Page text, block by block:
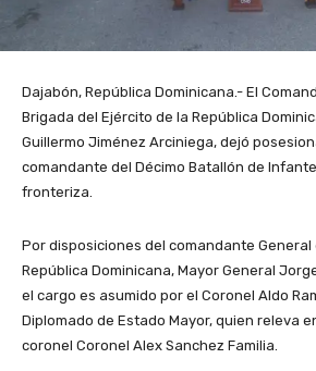
Dajabón, República Dominicana.- El
Brigada del Ejército de la República
Guillermo Jiménez Arciniega, dejó
comandante del Décimo Batallón de
fronteriza.
Por disposiciones del comandante General
República Dominicana, Mayor General
el cargo es asumido por el Coronel Aldo
Diplomado de Estado Mayor, quien releva
coronel Coronel Alex Sanchez Familia.